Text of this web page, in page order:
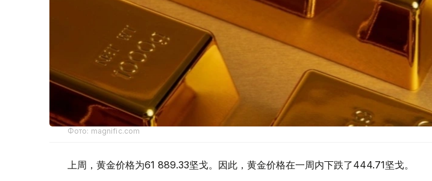
Фото: magnific.com
上周，黄金价格为61 889.33坚戈。因此，黄金价格在一周内下跌了444.71坚戈。